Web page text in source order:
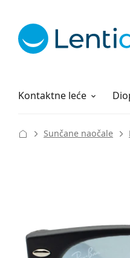
Kontaktne leće
Otopine za leće
Sve o kupovini
Sunčane naočale